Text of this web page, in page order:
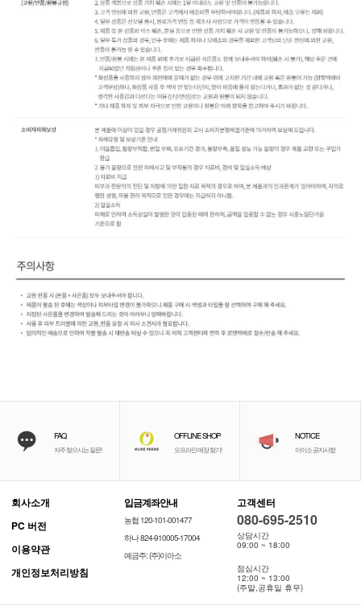
FAQ
자주 찾으시는 질문!
OFFLINE SHOP
오프라인 매장 찾기!
NOTICE
이이소 공지사항
회사소개
PC 버전
이용약관
개인정보처리방침
입금계좌안내
농협 120-101-001477
하나 824-910005-17004
예금주: (주)이아소
고객센터
080-695-2510
상담시간
09:00 ~ 18:00
점심시간
12:00 ~ 13:00
(주말,공휴일 휴무)